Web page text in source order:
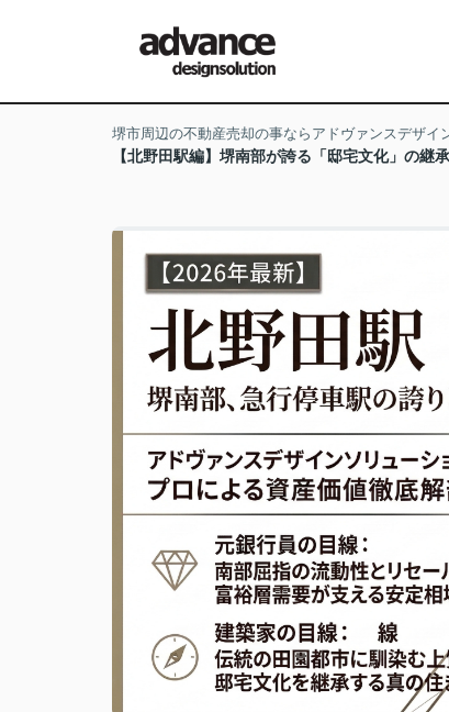
堺市周辺の不動産売却の事ならアドヴァンスデザイ
【北野田駅編】堺南部が誇る「邸宅文化」の継